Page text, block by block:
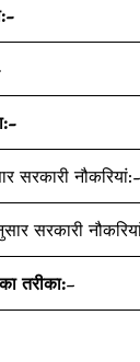
सरकारी नौकरियां:-
सरकारी
तरीका:–